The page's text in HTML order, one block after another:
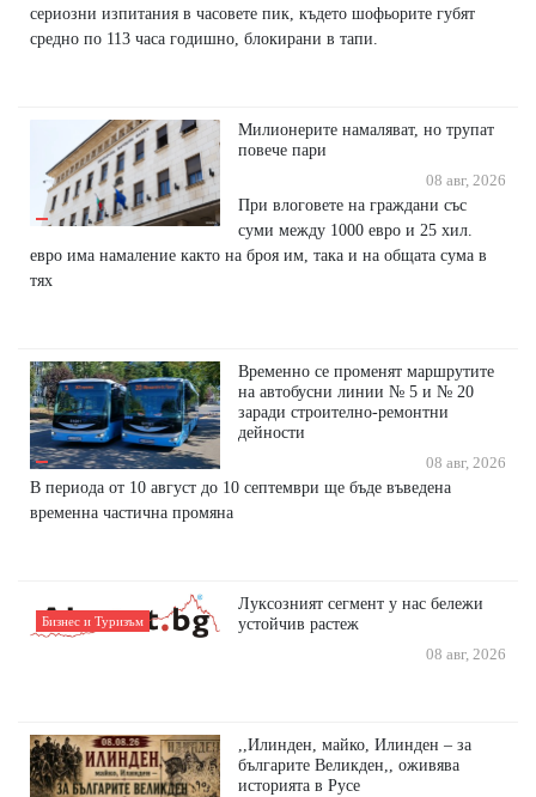
сериозни изпитания в часовете пик, където шофьорите губят
средно по 113 часа годишно, блокирани в тапи.
Милионерите намаляват, но трупат
повече пари
08 авг, 2026
При влоговете на граждани със
суми между 1000 евро и 25 хил.
евро има намаление както на броя им, така и на общата сума в
тях
Временно се променят маршрутите
на автобусни линии № 5 и № 20
заради строително-ремонтни
дейности
08 авг, 2026
В периода от 10 август до 10 септември ще бъде въведена
временна частична промяна
Бизнес и Туризъм
Луксозният сегмент у нас бележи
устойчив растеж
08 авг, 2026
,,Илинден, майко, Илинден – за
българите Великден,, оживява
историята в Русе